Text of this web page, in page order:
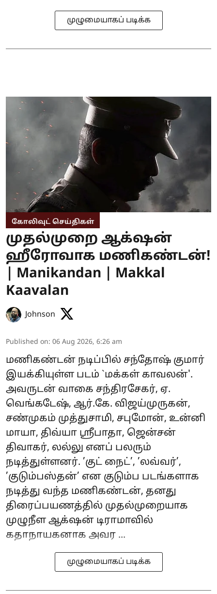
முழுமையாகப் படிக்க
கோலிவுட் செய்திகள்
முதல்முறை ஆக்‌ஷன்
ஹீரோவாக மணிகண்டன்!
| Manikandan | Makkal
Kaavalan
Johnson
Published on: 06 Aug 2026, 6:26 am
மணிகண்டன் நடிப்பில் சந்தோஷ் குமார்
இயக்கியுள்ள படம் `மக்கள் காவலன்'.
அவருடன் வாகை சந்திரசேகர், ஏ.
வெங்கடேஷ், ஆர்.கே. விஜய்முருகன்,
சண்முகம் முத்துசாமி, சபுமோன், உன்னி
மாயா, திவ்யா ஸ்ரீபாதா, ஜென்சன்
திவாகர், லல்லு எனப் பலரும்
நடித்துள்ளனர். ’குட் நைட்’, ’லவ்வர்’,
’குடும்பஸ்தன்’ என குடும்ப படங்களாக
நடித்து வந்த மணிகண்டன், தனது
திரைப்பயணத்தில் முதல்முறையாக
முழுநீள ஆக்‌ஷன் டிராமாவில்
கதாநாயகனாக அவர ...
முழுமையாகப் படிக்க